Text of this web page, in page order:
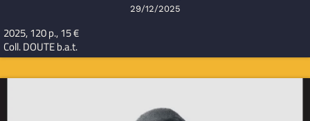
29/12/2025
2025, 120 p., 15 €
Coll. DOUTE b.a.t.